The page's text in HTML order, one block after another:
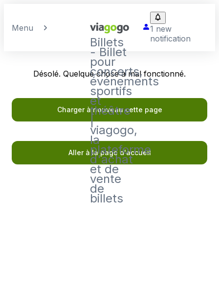
Menu
Billets
- Billet
pour
concerts,
événements
sportifs
et
théâtre
|
viagogo,
la
plateforme
d'achat
et de
vente
de
billets
1 new
notification
Désolé. Quelque chose a mal fonctionné.
Charger à nouveau cette page
Aller à la page d'accueil